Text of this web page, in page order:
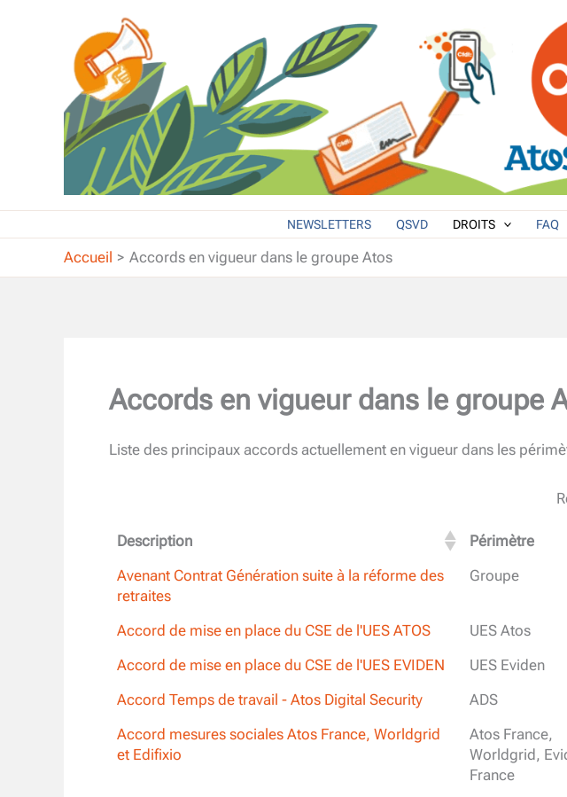
NEWSLETTERS QSVD DROITS FAQ
Accueil Accords en vigueur dans le groupe Atos
Accords en vigueur dans le groupe
Liste des principaux accords actuellement en vigueur dans les
Description Périmètre
Avenant Contrat Génération suite à la réforme des
retraites
Groupe
Accord de mise en place du CSE de l'UES ATOS UES Atos
Accord de mise en place du CSE de l'UES EVIDEN
UES Eviden
Accord Temps de travail - Atos Digital Security
ADS
Accord mesures sociales Atos France, Worldgrid
et Edifixio
Atos France,
Worldgrid,
France